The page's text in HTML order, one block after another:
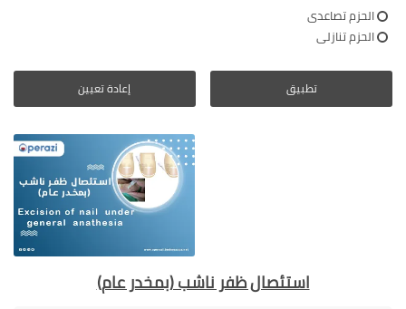
الحزم تصاعدى
الحزم تنازلى
إعادة تعيين تطبيق
استئصال ظفر ناشب (بمخدر عام)